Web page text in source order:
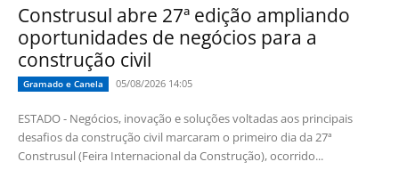
Construsul abre 27ª edição ampliando
oportunidades de negócios para a
construção civil
Gramado e Canela 05/08/2026 14:05
ESTADO - Negócios, inovação e soluções voltadas aos principais
desafios da construção civil marcaram o primeiro dia da 27ª
Construsul (Feira Internacional da Construção), ocorrido...